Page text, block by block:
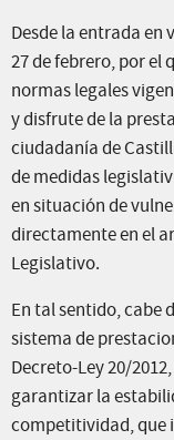
Desde la entrada en
27 de febrero, por el
normas legales
y disfrute de la
ciudadanía de
de medidas
en situación de
directamente en el
Legislativo.
En tal sentido, cabe
sistema de
Decreto-Ley 20/
garantizar la
competitividad, que